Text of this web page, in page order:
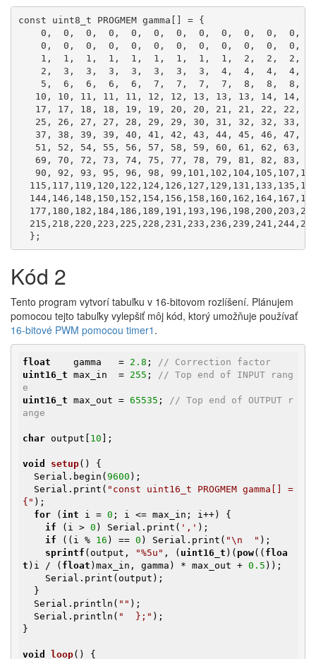
const uint8_t PROGMEM gamma[] = {
0,  0,  0,  0,  0,  0,  0,  0,  0,  0,  0,  0,
0,  0,  0,  0,  0,  0,  0,  0,  0,  0,  0,  0,
1,  1,  1,  1,  1,  1,  1,  1,  1,  2,  2,  2,
2,  3,  3,  3,  3,  3,  3,  3,  4,  4,  4,  4,
5,  6,  6,  6,  6,  7,  7,  7,  7,  8,  8,  8,
10, 10, 11, 11, 11, 12, 12, 13, 13, 13, 14, 14,
17, 17, 18, 18, 19, 19, 20, 20, 21, 21, 22, 22,
25, 26, 27, 27, 28, 29, 29, 30, 31, 32, 32, 33,
37, 38, 39, 39, 40, 41, 42, 43, 44, 45, 46, 47,
51, 52, 54, 55, 56, 57, 58, 59, 60, 61, 62, 63,
69, 70, 72, 73, 74, 75, 77, 78, 79, 81, 82, 83,
90, 92, 93, 95, 96, 98,
  };
Kód 2
Tento program vytvorí tabuľku v 16-bitovom rozlíšení. Plánujem
pomocou tejto tabuľky vylepšiť môj kód, ktorý umožňuje používať
16-bitové PWM pomocou timer1 .
float
    gamma   =
2.8 ; // Correction factor
uint16_t max_in  = 255 ; // Top end of INPUT rang
e
uint16_t max_out = 65535 ; // Top end of OUTPUT r
ange
char output[ 10 ];
void setup()
{
  Serial.begin(
9600 );
  Serial.print(
"const uint16_t PROGMEM gamma[] =
{" );
for ( int i = 0 ; i <= max_in; i++) {
if (i > 0 ) Serial.print( ',' );
if ((i % 16 ) == 0 ) Serial.print( "\n  " );
sprintf (output, "%5u" , ( uint16_t )( pow(( floa
t )i / ( float )max_in, gamma) * max_out + 0.5 ));
  Serial.println(
"" );
  Serial.println(
"  };" );
}
void loop() {